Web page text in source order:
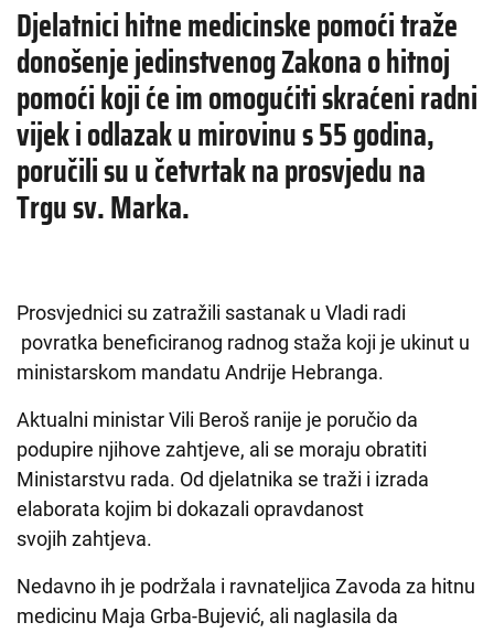
Djelatnici hitne medicinske pomoći traže
donošenje jedinstvenog Zakona o hitnoj
pomoći koji će im omogućiti skraćeni radni
vijek i odlazak u mirovinu s 55 godina,
poručili su u četvrtak na prosvjedu na
Trgu sv. Marka.
Prosvjednici su zatražili sastanak u Vladi radi
povratka beneficiranog radnog staža koji je ukinut u
ministarskom mandatu Andrije Hebranga.
Aktualni ministar Vili Beroš ranije je poručio da
podupire njihove zahtjeve, ali se moraju obratiti
Ministarstvu rada. Od djelatnika se traži i izrada
elaborata kojim bi dokazali opravdanost
svojih zahtjeva.
Nedavno ih je podržala i ravnateljica Zavoda za hitnu
medicinu Maja Grba-Bujević, ali naglasila da